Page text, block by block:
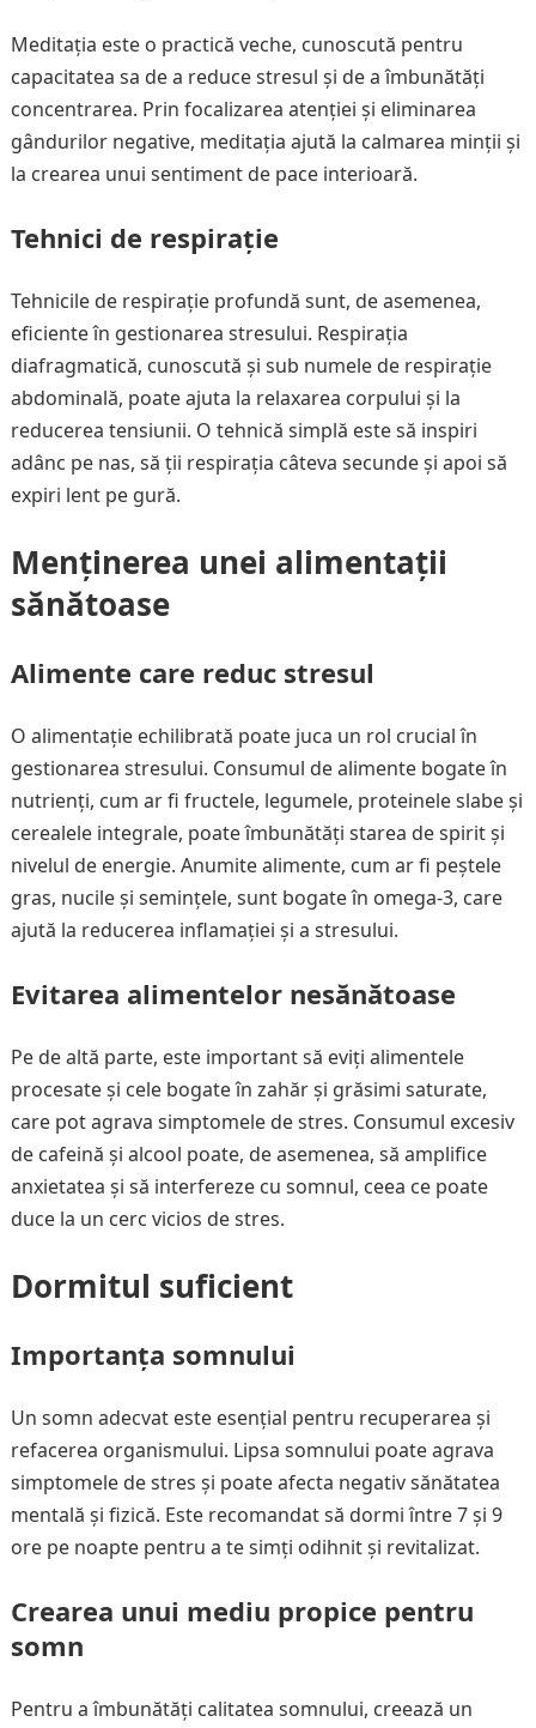
Meditația este o practică veche, cunoscută pentru
capacitatea sa de a reduce stresul și de a îmbunătăți
concentrarea. Prin focalizarea atenției și eliminarea
gândurilor negative, meditația ajută la calmarea minții și
la crearea unui sentiment de pace interioară.
Tehnici de respirație
Tehnicile de respirație profundă sunt, de asemenea,
eficiente în gestionarea stresului. Respirația
diafragmatică, cunoscută și sub numele de respirație
abdominală, poate ajuta la relaxarea corpului și la
reducerea tensiunii. O tehnică simplă este să inspiri
adânc pe nas, să ții respirația câteva secunde și apoi să
expiri lent pe gură.
Menținerea unei alimentații
sănătoase
Alimente care reduc stresul
O alimentație echilibrată poate juca un rol crucial în
gestionarea stresului. Consumul de alimente bogate în
nutrienți, cum ar fi fructele, legumele, proteinele slabe și
cerealele integrale, poate îmbunătăți starea de spirit și
nivelul de energie. Anumite alimente, cum ar fi peștele
gras, nucile și semințele, sunt bogate în omega-3, care
ajută la reducerea inflamației și a stresului.
Evitarea alimentelor nesănătoase
Pe de altă parte, este important să eviți alimentele
procesate și cele bogate în zahăr și grăsimi saturate,
care pot agrava simptomele de stres. Consumul excesiv
de cafeină și alcool poate, de asemenea, să amplifice
anxietatea și să interfereze cu somnul, ceea ce poate
duce la un cerc vicios de stres.
Dormitul suficient
Importanța somnului
Un somn adecvat este esențial pentru recuperarea și
refacerea organismului. Lipsa somnului poate agrava
simptomele de stres și poate afecta negativ sănătatea
mentală și fizică. Este recomandat să dormi între 7 și 9
ore pe noapte pentru a te simți odihnit și revitalizat.
Crearea unui mediu propice pentru
somn
Pentru a îmbunătăți calitatea somnului, creează un